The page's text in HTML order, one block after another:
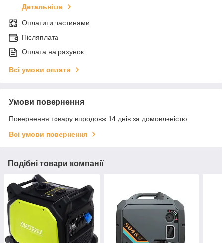
Детальніше
Оплатити частинами
Післяплата
Оплата на рахунок
Всі умови оплати
Умови повернення
Повернення товару впродовж 14 днів за домовленістю
Всі умови повернення
Подібні товари компанії